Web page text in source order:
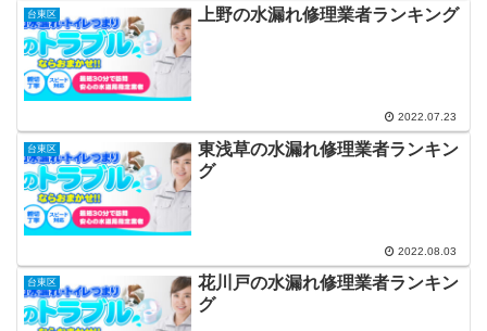
台東区 上野の水漏れ修理業者ランキング
2022.07.23
台東区
東浅草の水漏れ修理業者ランキン
グ
2022.08.03
台東区
花川戸の水漏れ修理業者ランキン
グ